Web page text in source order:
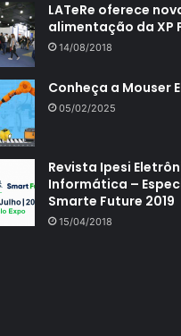
LATeRe oferece
alimentação da XP
14/08/2018
Conheça a Mouser
05/02/2025
Revista Ipesi
Informática –
Smarte Future 2019
15/04/2018